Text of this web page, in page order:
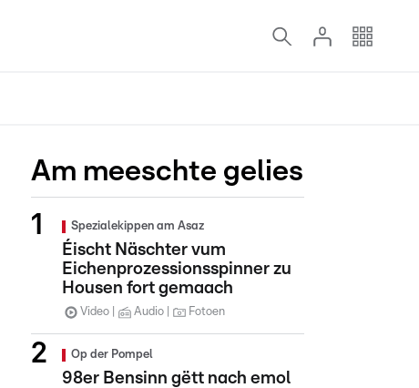
Am meeschte gelies
Spezialekippen am Asaz
Éischt Näschter vum
Eichenprozessionsspinner zu
Housen fort gemaach
Video Audio Fotoen
Op der Pompel
98er Bensinn gëtt nach emol